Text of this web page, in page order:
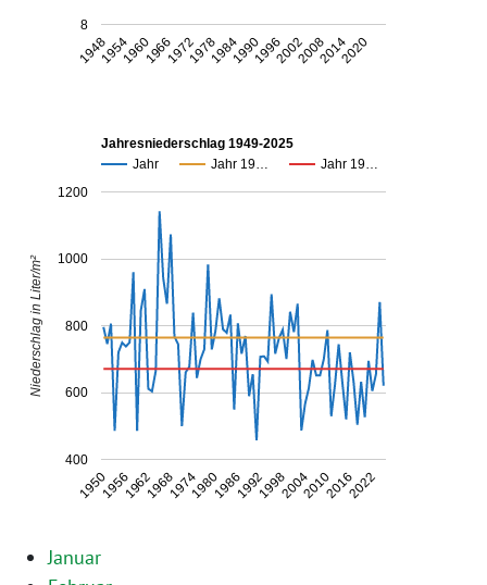
1948195419601966197219781984199019962002200820142020
8
Jahresniederschlag 1949-2025
Jahr
Jahr 19… Jahr 19…
1950195619621968197419801986199219982004201020162022
400
600
800
1000
1200
Niederschlag in Liter/m²
Januar